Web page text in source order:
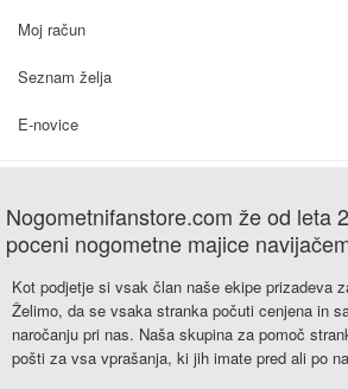
Moj račun
Seznam želja
E-novice
Nogometnifanstore.com že od leta
poceni nogometne majice
Kot podjetje si vsak član naše ekipe prizadeva
Želimo, da se vsaka stranka počuti cenjena in
naročanju pri nas. Naša skupina za pomoč
pošti za vsa vprašanja, ki jih imate pred ali po